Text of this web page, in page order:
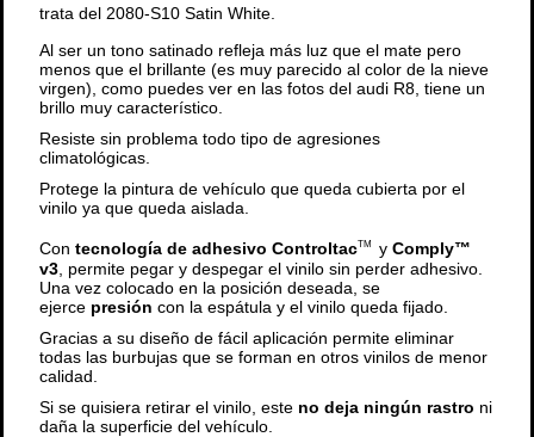
trata del 2080-S10 Satin White
Al ser un tono satinado refleja más luz que el mate pero
menos que el brillante (es muy parecido al color de la nieve
virgen), como puedes ver en las fotos del audi R8, tiene un
brillo muy característico.
Resiste sin problema todo tipo de agresiones
climatológicas.
Protege la pintura de vehículo que queda cubierta por el
vinilo ya que queda aislada.
Con tecnología de adhesivo ControltacTM y Comply™
v3 , permite pegar y despegar el vinilo sin perder adhesivo.
Una vez colocado en la posición deseada, se
ejerce presión con la espátula y el vinilo queda fijado.
Gracias a su diseño de fácil aplicación permite eliminar
todas las burbujas que se forman en otros vinilos de menor
calidad.
Si se quisiera retirar el vinilo, este no deja ningún rastro ni
daña la superficie del vehículo.